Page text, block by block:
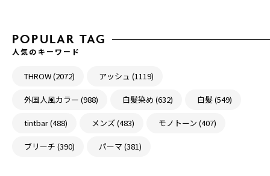
POPULAR TAG
人気のキーワード
THROW (2072) アッシュ (1119)
外国人風カラー (988) 白髪染め (632) 白髪 (549)
tintbar (488) メンズ (483) モノトーン (407)
ブリーチ (390) パーマ (381)